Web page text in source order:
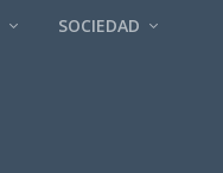
SOCIEDAD